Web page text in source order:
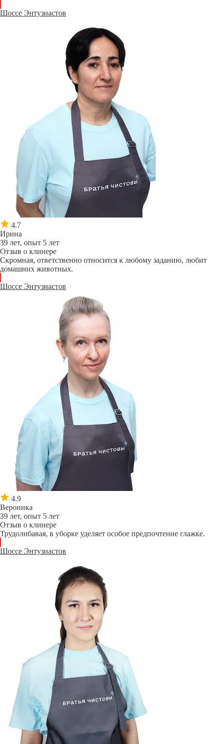
Шоссе Энтузиастов
4.7
Ирина
39 лет, опыт 5 лет
Отзыв о клинере
Скромная, ответственно относится к любому заданию, любит
домашних животных.
Шоссе Энтузиастов
4.9
Вероника
39 лет, опыт 5 лет
Отзыв о клинере
Трудолибавая, в уборке уделяет особое предпочтение глажке.
Шоссе Энтузиастов